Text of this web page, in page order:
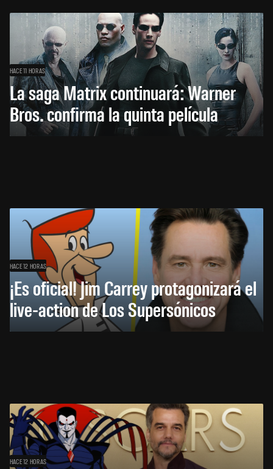
HACE 11 HORAS
La saga Matrix continuará: Warner
Bros. confirma la quinta película
HACE 12 HORAS
¡Es oficial! Jim Carrey protagonizará el
live-action de Los Supersónicos
HACE 12 HORAS